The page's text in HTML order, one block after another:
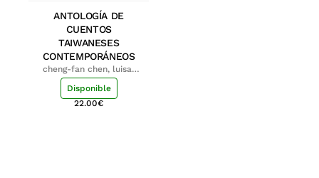
ANTOLOGÍA DE
CUENTOS
TAIWANESES
CONTEMPORÁNEOS
cheng-fan chen, luisa;
shu-ying chang, luisa
Disponible
22.00€